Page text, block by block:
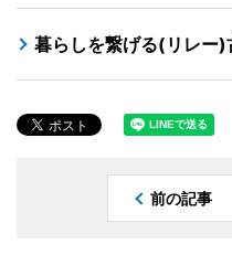
暮らしを繋げる(リレー)
前の記事